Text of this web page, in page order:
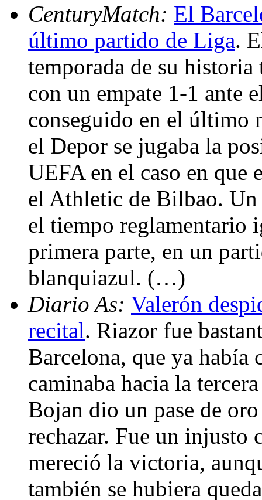
CenturyMatch: El
último partido de Liga.
temporada de su
con un empate 1-1 ante
conseguido en el último
el Depor se jugaba la
UEFA en el caso en que
el Athletic de Bilbao.
el tiempo reglamentario
primera parte, en un
blanquiazul. (…)
Diario As: Valerón
recital. Riazor fue
Barcelona, que ya había
caminaba hacia la
Bojan dio un pase de
rechazar. Fue un injusto
mereció la victoria,
también se hubiera